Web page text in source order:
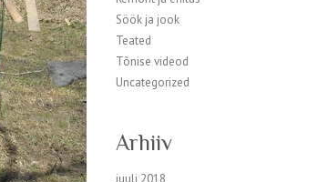
Söök ja jook
Teated
Tõnise videod
Uncategorized
Arhiiv
juuli 2018